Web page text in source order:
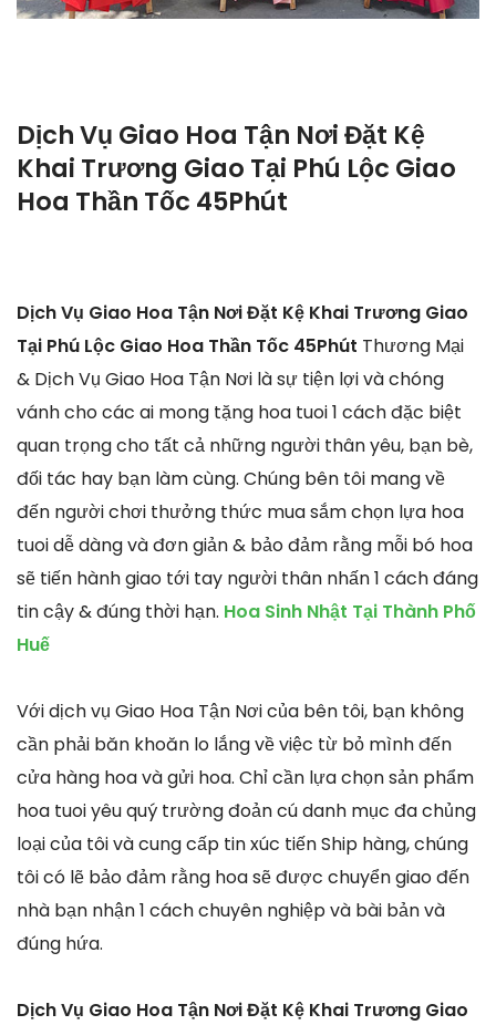
Dịch Vụ Giao Hoa Tận Nơi Đặt Kệ
Khai Trương Giao Tại Phú Lộc Giao
Hoa Thần Tốc 45Phút
Dịch Vụ Giao Hoa Tận Nơi Đặt Kệ Khai Trương Giao
Tại Phú Lộc Giao Hoa Thần Tốc 45Phút Thương Mại
& Dịch Vụ Giao Hoa Tận Nơi là sự tiện lợi và chóng
vánh cho các ai mong tặng hoa tuoi 1 cách đặc biệt
quan trọng cho tất cả những người thân yêu, bạn bè,
đối tác hay bạn làm cùng. Chúng bên tôi mang về
đến người chơi thưởng thức mua sắm chọn lựa hoa
tuoi dễ dàng và đơn giản & bảo đảm rằng mỗi bó hoa
sẽ tiến hành giao tới tay người thân nhấn 1 cách đáng
tin cậy & đúng thời hạn. Hoa Sinh Nhật Tại Thành Phố
Huế
Với dịch vụ Giao Hoa Tận Nơi của bên tôi, bạn không
cần phải băn khoăn lo lắng về việc từ bỏ mình đến
cửa hàng hoa và gửi hoa. Chỉ cần lựa chọn sản phẩm
hoa tuoi yêu quý trường đoản cú danh mục đa chủng
loại của tôi và cung cấp tin xúc tiến Ship hàng, chúng
tôi có lẽ bảo đảm rằng hoa sẽ được chuyển giao đến
nhà bạn nhận 1 cách chuyên nghiệp và bài bản và
đúng hứa.
Dịch Vụ Giao Hoa Tận Nơi Đặt Kệ Khai Trương Giao